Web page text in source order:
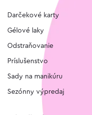
Darčekové karty
Gélové laky
Odstraňovanie
Príslušenstvo
Sady na manikúru
Sezónny výpredaj